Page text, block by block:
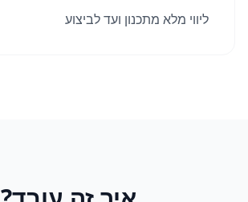
ליווי מלא מתכנון ועד לביצוע